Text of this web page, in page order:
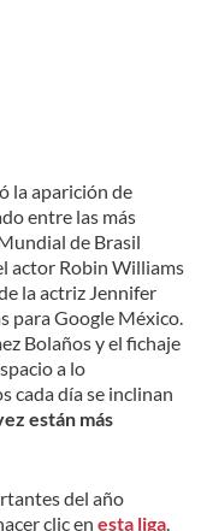
la aparición de
entre las más
de Brasil
actor Robin Williams
la actriz Jennifer
para Google México.
Bolaños y el fichaje
a lo
cada día se inclinan
están más
del año
clic en esta liga